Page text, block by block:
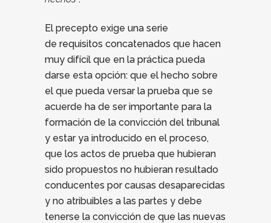
El precepto exige una serie
de requisitos concatenados que hacen
muy difícil que en la práctica pueda
darse esta opción: que el hecho sobre
el que pueda versar la prueba que se
acuerde ha de ser importante para la
formación de la convicción del tribunal
y estar ya introducido en el proceso,
que los actos de prueba que hubieran
sido propuestos no hubieran resultado
conducentes por causas desaparecidas
y no atribuibles a las partes y debe
tenerse la convicción de que las nuevas